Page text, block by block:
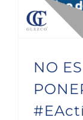
NO